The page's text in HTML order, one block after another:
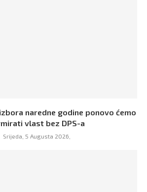
naredne godine ponovo ćemo
vlast bez DPS-a
Srijeda, 5 Augusta 2026,